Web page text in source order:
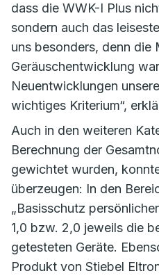
dass die WWK-I Plus
sondern auch das
uns besonders, denn die
Geräuschentwicklung
Neuentwicklungen
wichtiges Kriterium“,
Auch in den weiteren
Berechnung der
gewichtet wurden,
überzeugen: In den
„Basisschutz
1,0 bzw. 2,0 jeweils die
getesteten Geräte.
Produkt von Stiebel